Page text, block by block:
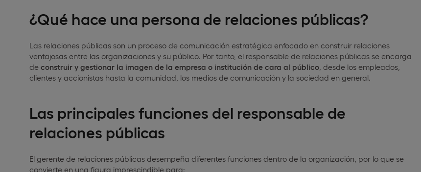
¿Qué hace una persona de relaciones públicas?
Las relaciones públicas son un proceso de comunicación estratégica enfocado en construir relaciones
ventajosas entre las organizaciones y su público. Por tanto, el responsable de relaciones públicas se encarga
de construir y gestionar la imagen de la empresa o institución de cara al público , desde los empleados,
clientes y accionistas hasta la comunidad, los medios de comunicación y la sociedad en general.
Las principales funciones del responsable de
relaciones públicas
El gerente de relaciones públicas desempeña diferentes funciones dentro de la organización, por lo que se
convierte en una figura imprescindible para: